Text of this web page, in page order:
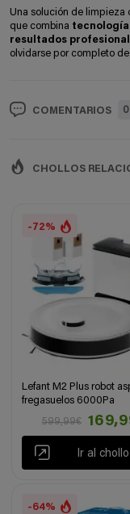
Una solución de limpieza
que combina tecnología
resultados
olvidarse por completo
COMENTARIOS 0
CHOLLOS
-72%
Lefant M2 Plus robot
fregasuelos 6000Pa
599,99€
Ir al chollo
-64%